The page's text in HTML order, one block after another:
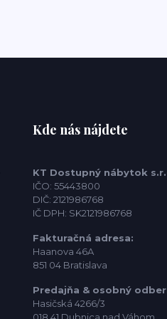
Kde nás nájdete
KT Dostupný nábytok
IČO: 55443800
DIČ: 2121986768
IČ DPH: SK2121986768
Fakturačná adresa:
Haanova 46A
851 04 Bratislava
Predajňa & osobný
Hasičská 4266/3